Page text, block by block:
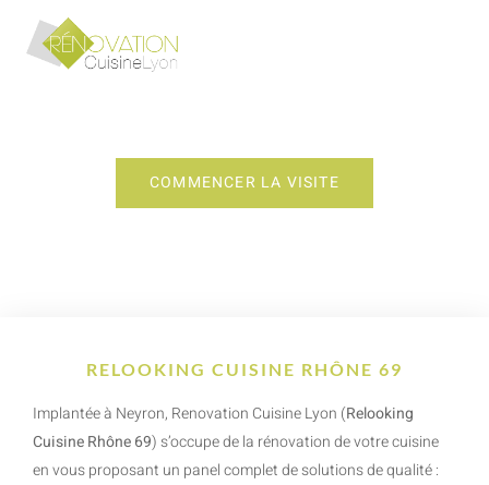
COMMENCER LA VISITE
RELOOKING CUISINE RHÔNE 69
Implantée à Neyron, Renovation Cuisine Lyon (Relooking
Cuisine Rhône 69) s’occupe de la rénovation de votre cuisine
en vous proposant un panel complet de solutions de qualité :